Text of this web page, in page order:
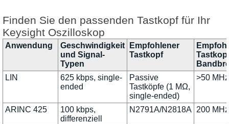
Finden Sie den passenden Tastkopf für Ihr
Keysight Oszilloskop
Anwendung
Geschwindigkeit
und Signal-
Typen
Empfohlener
Tastkopf
LIN
625 kbps, single-
ended
Passive
Tastköpfe (1 MΩ,
single-ended)
>50 MHz
ARINC 425
100 kbps,
differenziell
N2791A/N2818A 200 MHz